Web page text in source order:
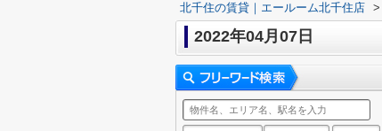
北千住の賃貸｜エールーム北千住店 >
2022年04月07日